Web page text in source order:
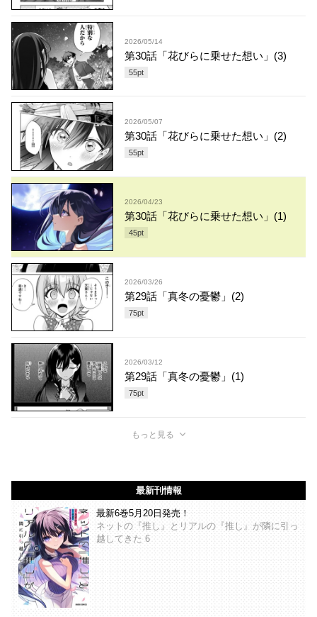
2026/05/14
第30話「花びらに乗せた想い」(3)
55pt
2026/05/07
第30話「花びらに乗せた想い」(2)
55pt
2026/04/23
第30話「花びらに乗せた想い」(1)
45pt
2026/03/26
第29話「真冬の憂鬱」(2)
75pt
2026/03/12
第29話「真冬の憂鬱」(1)
75pt
もっと見る
最新刊情報
最新6巻5月20日発売！
ネットの『推し』とリアルの『推し』が隣に引っ
越してきた 6